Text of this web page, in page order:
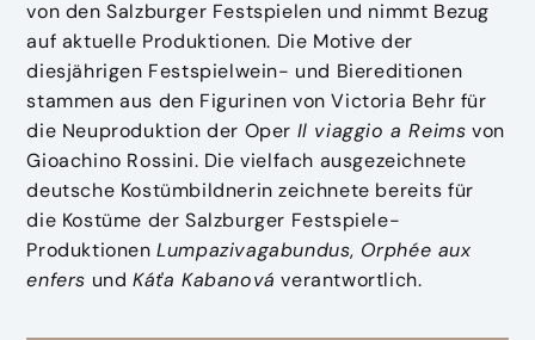
von den Salzburger Festspielen und nimmt Bezug
auf aktuelle Produktionen. Die Motive der
diesjährigen Festspielwein- und Biereditionen
stammen aus den Figurinen von Victoria Behr für
die Neuproduktion der Oper Il viaggio a Reims von
Gioachino Rossini. Die vielfach ausgezeichnete
deutsche Kostümbildnerin zeichnete bereits für
die Kostüme der Salzburger Festspiele-
ProduktionenLumpazivagabundus, Orphée aux
enfers undKáťa Kabanová verantwortlich.